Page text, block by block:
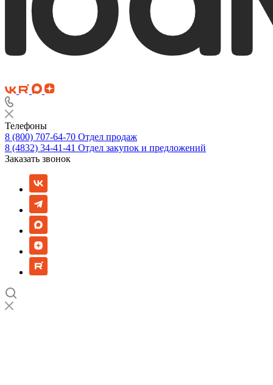
Телефоны
8 (800) 707-64-70 Отдел продаж
8 (4832) 34-41-41 Отдел закупок и предложений
Заказать звонок